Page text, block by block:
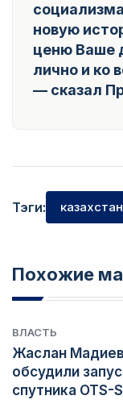
новую
ценю Ваше
лично и ко
— сказал
Тэги:
Похожие
ВЛАСТЬ
Жаслан
обсудили
спутника OTS-